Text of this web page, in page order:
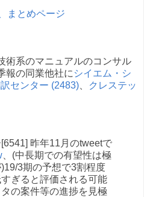
まとめページ
術系のマニュアルのコンサル
報の同業他社に シイエム・シ
センター (2483)
クレステッ
昨年11月のtweetで
、(中長期での有望性は極
3期の予想で3割程度
ぎると評価される可能
の案件等の進捗を見極